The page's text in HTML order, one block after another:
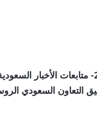
اشراق العالم 24- متابعات
التعاون السعودي